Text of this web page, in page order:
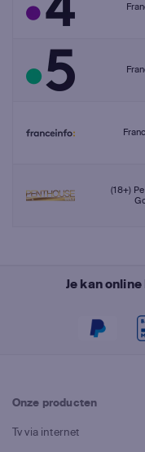
(18+)
Je kan
Onze producten
Tv via internet